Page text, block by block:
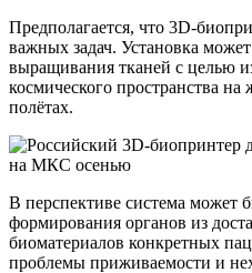
Предполагается, что 3D-
важных задач. Установка
выращивания тканей с целью
космического пространства
полётах.
В перспективе система может
формирования органов из
биоматериалов конкретных
проблемы приживаемости и